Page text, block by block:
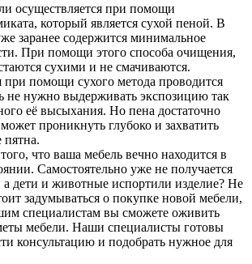
осуществляется при помощи
который является сухой пеной. В
заранее содержится минимальное
При помощи этого способа очищения,
сухими и не смачиваются.
помощи сухого метода проводится
не нужно выдерживать экспозицию так
её высыхания. Но пена достаточно
проникнуть глубоко и захватить
что ваша мебель вечно находится в
Самостоятельно уже не получается
а дети и животные испортили изделие? Не
задумываться о покупке новой мебели,
специалистам вы сможете оживить
мебели. Наши специалисты готовы
консультацию и подобрать нужное для